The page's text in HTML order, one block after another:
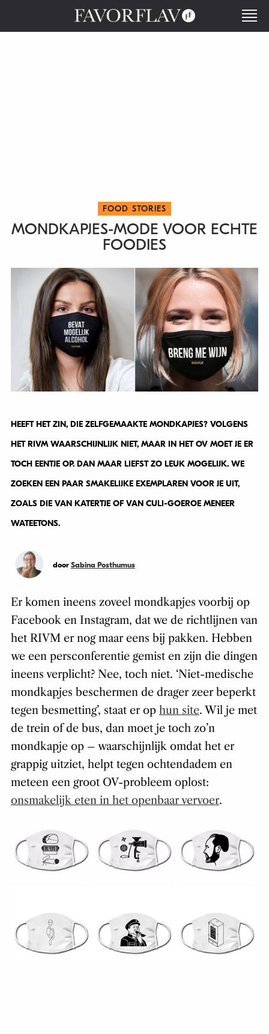
FOOD STORIES
MONDKAPJES-MODE VOOR ECHTE
FOODIES
HEEFT HET ZIN, DIE ZELFGEMAAKTE MONDKAPJES? VOLGENS
HET RIVM WAARSCHIJNLIJK NIET, MAAR IN HET OV MOET JE ER
TOCH EENTJE OP. DAN MAAR LIEFST ZO LEUK MOGELIJK. WE
ZOEKEN EEN PAAR SMAKELIJKE EXEMPLAREN VOOR JE UIT,
ZOALS DIE VAN KATERTJE OF VAN CULI-GOEROE MENEER
WATEETONS.
door Sabina Posthumus
Er komen ineens zoveel mondkapjes voorbij op
Facebook en Instagram, dat we de richtlijnen van
het RIVM er nog maar eens bij pakken. Hebben
we een persconferentie gemist en zijn die dingen
ineens verplicht? Nee, toch niet. ‘Niet-medische
mondkapjes beschermen de drager zeer beperkt
tegen besmetting’, staat er op hun site. Wil je met
de trein of de bus, dan moet je toch zo’n
mondkapje op – waarschijnlijk omdat het er
grappig uitziet, helpt tegen ochtendadem en
meteen een groot OV-probleem oplost:
onsmakelijk eten in het openbaar vervoer.